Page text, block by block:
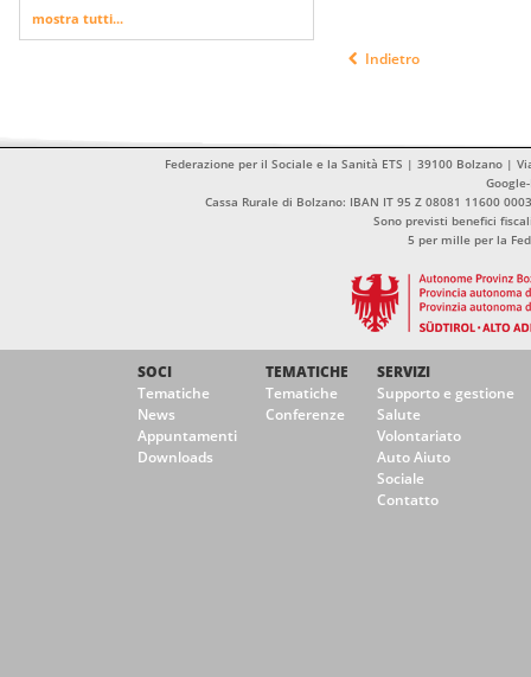
mostra tutti...
Indietro
Federazione per il Sociale e la Sanità ETS | 39100 Bolzano |
Cassa Rurale di Bolzano: IBAN IT 95 Z 08081 11600
Sono previsti benefici
5 per mille per la
SOCI
Tematiche
News
Appuntamenti
Downloads
TEMATICHE
Tematiche
Conferenze
SERVIZI
Supporto e gestione
Salute
Volontariato
Auto Aiuto
Sociale
Contatto